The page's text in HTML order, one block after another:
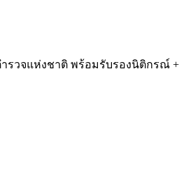
รวจแห่งชาติ พร้อมรับรองนิติกรณ์ +